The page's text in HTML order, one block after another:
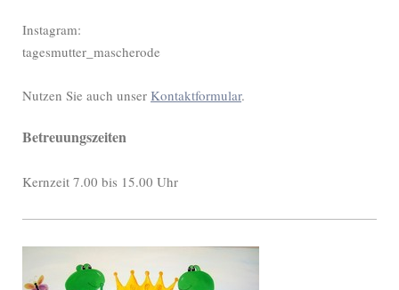
Instagram:
tagesmutter_mascherode
Nutzen Sie auch unser Kontaktformular.
Betreuungszeiten
Kernzeit 7.00 bis 15.00 Uhr